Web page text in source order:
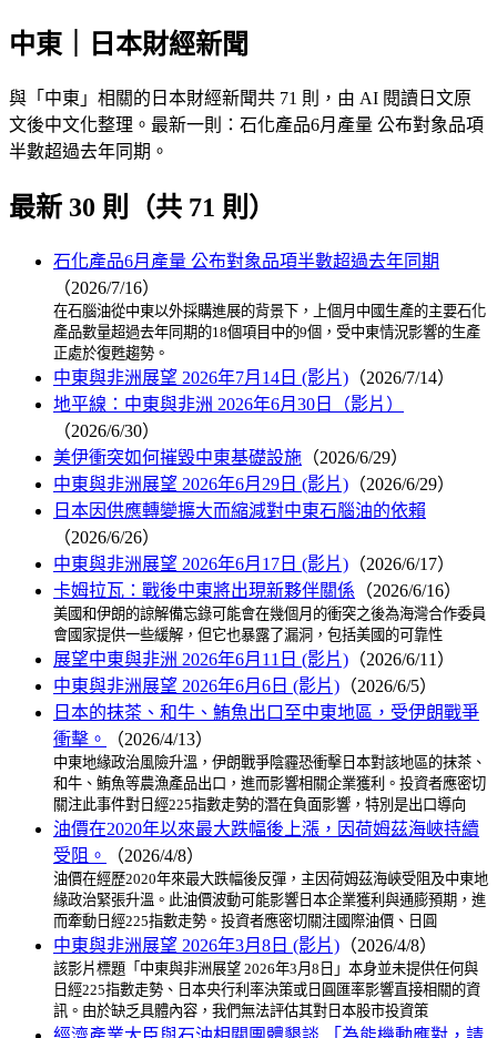
中東｜日本財經新聞
與「中東」相關的日本財經新聞共 71 則，由 AI 閱讀日文原
文後中文化整理。最新一則：石化產品6月產量 公布對象品項
半數超過去年同期。
最新 30 則（共 71 則）
石化產品6月產量 公布對象品項半數超過去年同期
（2026/7/16）
在石腦油從中東以外採購進展的背景下，上個月中國生產的主要石化
產品數量超過去年同期的18個項目中的9個，受中東情況影響的生產
正處於復甦趨勢。
中東與非洲展望 2026年7月14日 (影片) （2026/7/14）
地平線：中東與非洲 2026年6月30日（影片）
（2026/6/30）
美伊衝突如何摧毀中東基礎設施 （2026/6/29）
中東與非洲展望 2026年6月29日 (影片) （2026/6/29）
日本因供應轉變擴大而縮減對中東石腦油的依賴
（2026/6/26）
中東與非洲展望 2026年6月17日 (影片) （2026/6/17）
卡姆拉瓦：戰後中東將出現新夥伴關係 （2026/6/16）
美國和伊朗的諒解備忘錄可能會在幾個月的衝突之後為海灣合作委員
會國家提供一些緩解，但它也暴露了漏洞，包括美國的可靠性
展望中東與非洲 2026年6月11日 (影片) （2026/6/11）
中東與非洲展望 2026年6月6日 (影片) （2026/6/5）
日本的抹茶、和牛、鮪魚出口至中東地區，受伊朗戰爭
衝擊。
（2026/4/13）
中東地緣政治風險升溫，伊朗戰爭陰霾恐衝擊日本對該地區的抹茶、
和牛、鮪魚等農漁產品出口，進而影響相關企業獲利。投資者應密切
關注此事件對日經225指數走勢的潛在負面影響，特別是出口導向
油價在2020年以來最大跌幅後上漲，因荷姆茲海峽持續
受阻。
（2026/4/8）
油價在經歷2020年來最大跌幅後反彈，主因荷姆茲海峽受阻及中東地
緣政治緊張升溫。此油價波動可能影響日本企業獲利與通膨預期，進
而牽動日經225指數走勢。投資者應密切關注國際油價、日圓
中東與非洲展望 2026年3月8日 (影片) （2026/4/8）
該影片標題「中東與非洲展望 2026年3月8日」本身並未提供任何與
日經225指數走勢、日本央行利率決策或日圓匯率影響直接相關的資
訊。由於缺乏具體內容，我們無法評估其對日本股市投資策